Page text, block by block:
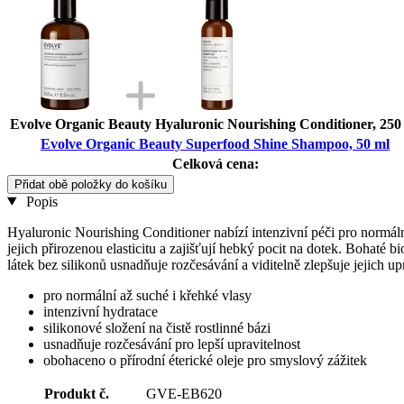
Evolve Organic Beauty Hyaluronic Nourishing Conditioner,
Evolve Organic Beauty Superfood Shine Shampoo, 50 ml
Celková cena:
Přidat obě položky do košíku
Popis
Hyaluronic Nourishing Conditioner nabízí intenzivní péči pro
jejich přirozenou elasticitu a zajišťují hebký pocit na dotek. Bohaté
látek bez silikonů usnadňuje rozčesávání a viditelně zlepšuje jejich
pro normální až suché i křehké vlasy
intenzivní hydratace
silikonové složení na čistě rostlinné bázi
usnadňuje rozčesávání pro lepší upravitelnost
obohaceno o přírodní éterické oleje pro smyslový zážitek
Produkt č. GVE-EB620